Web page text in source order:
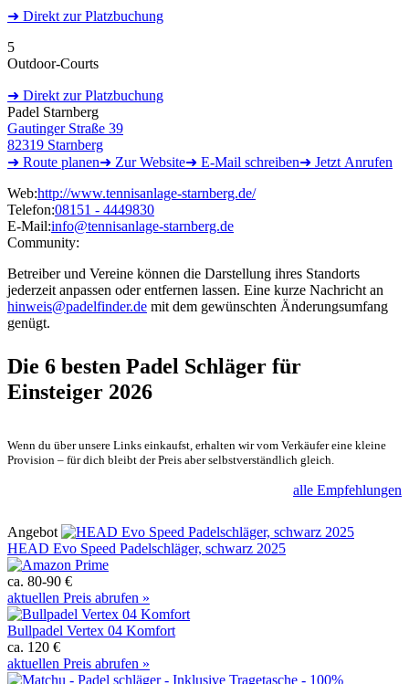
➜ Direkt zur Platzbuchung
5
Outdoor-Courts
➜ Direkt zur Platzbuchung
Padel Starnberg
Gautinger Straße 39
82319 Starnberg
➜ Route planen➜ ZurWebsite➜ E-Mail schreiben➜ Jetzt Anrufen
Web:http://www.tennisanlage-starnberg.de/
Telefon:08151 - 4449830
E-Mail:info@tennisanlage-starnberg.de
Community:
Betreiber und Vereine können die Darstellung ihres Standorts
jederzeit anpassen oder entfernen lassen. Eine kurze Nachricht an
hinweis@padelfinder.de mit dem gewünschten Änderungsumfang
genügt.
Die 6 besten Padel Schläger für
Einsteiger 2026
Wenn du über unsere Links einkaufst, erhalten wir vom Verkäufer eine kleine
Provision – für dich bleibt der Preis aber selbstverständlich gleich.
alle Empfehlungen
Angebot
HEAD Evo Speed Padelschläger, schwarz 2025
ca. 80-90 €
aktuellen Preis abrufen »
Bullpadel Vertex 04 Komfort
ca. 120 €
aktuellen Preis abrufen »